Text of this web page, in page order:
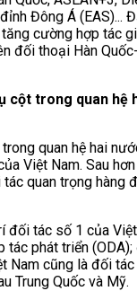
Đông Á (EAS)...
cường hợp tác
đối thoại Hàn
cột trong quan hệ
quan hệ hai
Việt Nam. Sau
quan trọng hàng
đối tác số 1 của
phát triển
Nam cũng là đối tác
Trung Quốc và Mỹ.